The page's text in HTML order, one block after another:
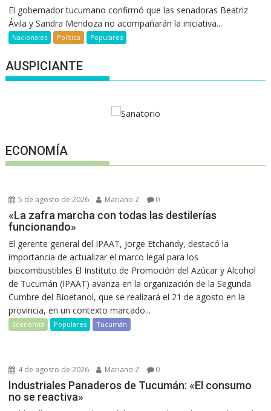
El gobernador tucumano confirmó que las senadoras Beatriz
Ávila y Sandra Mendoza no acompañarán la iniciativa...
Nacionales Política Populares
AUSPICIANTE
ECONOMÍA
5 de agosto de 2026 Mariano Z 0
«La zafra marcha con todas las destilerías
funcionando»
El gerente general del IPAAT, Jorge Etchandy, destacó la
importancia de actualizar el marco legal para los
biocombustibles El Instituto de Promoción del Azúcar y Alcohol
de Tucumán (IPAAT) avanza en la organización de la Segunda
Cumbre del Bioetanol, que se realizará el 21 de agosto en la
provincia, en un contexto marcado...
Economía Populares Tucumán
4 de agosto de 2026 Mariano Z 0
Industriales Panaderos de Tucumán: «El consumo
no se reactiva»